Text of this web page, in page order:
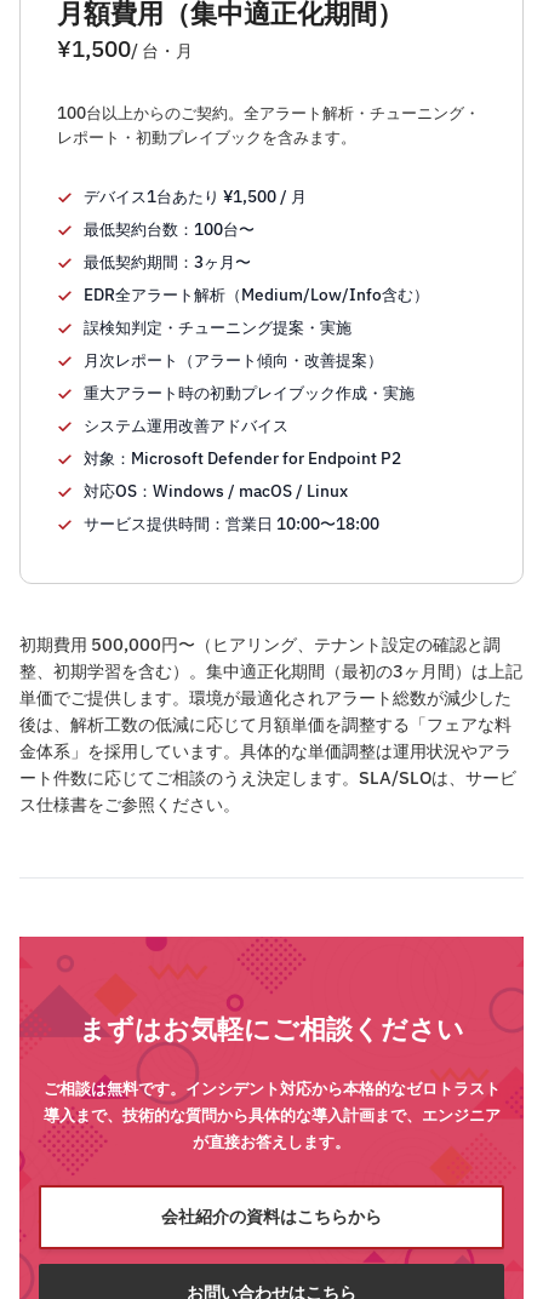
月額費用（集中適正化期間）
¥1,500/ 台・月
100台以上からのご契約。全アラート解析・チューニング・
レポート・初動プレイブックを含みます。
デバイス1台あたり ¥1,500 / 月
最低契約台数：100台〜
最低契約期間：3ヶ月〜
EDR全アラート解析（Medium/Low/Info含む）
誤検知判定・チューニング提案・実施
月次レポート（アラート傾向・改善提案）
重大アラート時の初動プレイブック作成・実施
システム運用改善アドバイス
対象：Microsoft Defender for Endpoint P2
対応OS：Windows / macOS / Linux
サービス提供時間：営業日 10:00〜18:00
初期費用 500,000円〜（ヒアリング、テナント設定の確認と調
整、初期学習を含む）。集中適正化期間（最初の3ヶ月間）は上記
単価でご提供します。環境が最適化されアラート総数が減少した
後は、解析工数の低減に応じて月額単価を調整する「フェアな料
金体系」を採用しています。具体的な単価調整は運用状況やアラ
ート件数に応じてご相談のうえ決定します。SLA/SLOは、サービ
ス仕様書をご参照ください。
まずはお気軽にご相談ください
ご相談は無料です。インシデント対応から本格的なゼロトラスト
導入まで、技術的な質問から具体的な導入計画まで、エンジニア
が直接お答えします。
会社紹介の資料はこちらから